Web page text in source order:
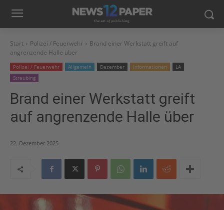
Start Polizei / Feuerwehr
Brand einer Werkstatt greift auf
angrenzende Halle über
Polizei / Feuerwehr Allgemein Dezember Informationen
LA
Straubing
Brand einer Werkstatt greift
auf angrenzende Halle über
22. Dezember 2025